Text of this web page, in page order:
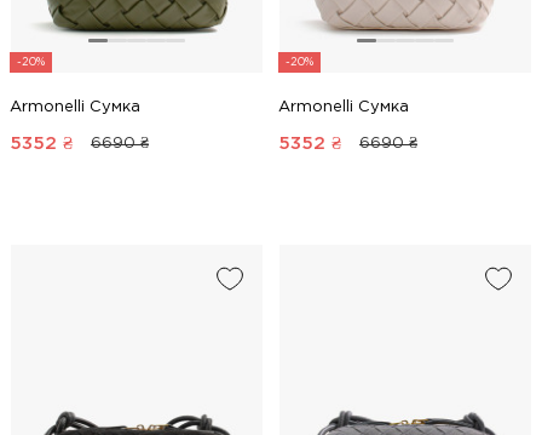
-20%
Armonelli Сумка
5352 ₴ 6690 ₴
-20%
Armonelli Сумка
5352 ₴ 6690 ₴